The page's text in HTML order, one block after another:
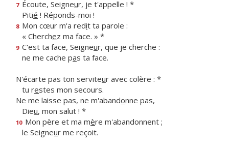
7 Écoute, Seigneur, je t'appelle ! *
Pitié ! Réponds-moi !
8 Mon cœur m'a redit ta parole :
« Cherchez ma face. » *
9 C'est ta face, Seigneur, que je cherche :
ne me cache pas ta face.
N'écarte pas ton serviteur avec colère : *
tu restes mon secours.
Ne me laisse pas, ne m'abandonne pas,
Dieu, mon salut ! *
10 Mon père et ma mère m'abandonnent ;
le Seigneur me reçoit.